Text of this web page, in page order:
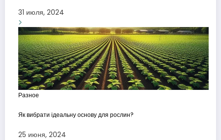
31 июля, 2024
Разное
Як вибрати ідеальну основу для рослин?
25 июня, 2024